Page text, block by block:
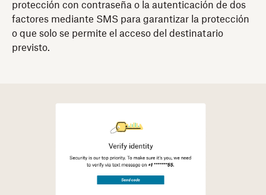
protección con contraseña o la autenticación de dos
factores mediante SMS para garantizar la protección
o que solo se permite el acceso del destinatario
previsto.